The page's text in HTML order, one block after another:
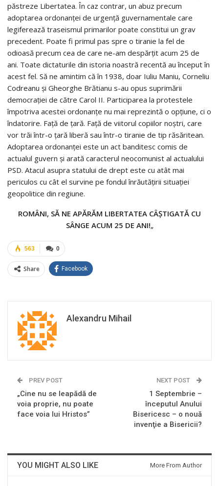
păstreze Libertatea. În caz contrar, un abuz precum
adoptarea ordonanţei de urgenţă guvernamentale care
legiferează traseismul primarilor poate constitui un grav
precedent. Poate fi primul pas spre o tiranie la fel de
odioasă precum cea de care ne-am despărţit acum 25 de
ani. Toate dictaturile din istoria noastră recentă au început în
acest fel. Să ne amintim că în 1938, doar Iuliu Maniu, Corneliu
Codreanu şi Gheorghe Brătianu s-au opus suprimării
democraţiei de către Carol II. Participarea la protestele
împotriva acestei ordonanţe nu mai reprezintă o opţiune, ci o
îndatorire. Faţă de ţară. Faţă de viitorul copiilor noştri, care
vor trăi într-o ţară liberă sau într-o tiranie de tip răsăritean.
Adoptarea ordonanţei este un act banditesc comis de
actualul guvern şi arată caracterul neocomunist al actualului
PSD. Atacul asupra statului de drept este cu atât mai
periculos cu cât el survine pe fondul înrăutăţirii situaţiei
geopolitice din regiune.
ROMÂNI, SĂ NE APĂRĂM LIBERTATEA CÂŞTIGATĂ CU
SÂNGE ACUM 25 DE ANI!„
0
563
Share Facebook
Alexandru Mihail
PREV POST
„Cine nu se leapădă de
voia proprie, nu poate
face voia lui Hristos”
NEXT POST
1 Septembrie –
începutul Anului
Bisericesc – o nouă
invenţie a Bisericii?
YOU MIGHT ALSO LIKE More From Author